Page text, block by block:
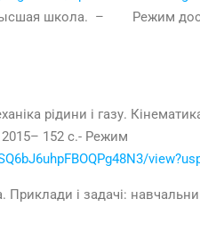
Высшая школа. – Режим
рідини і газу.
152 с.- Режим
Приклади і задачі: